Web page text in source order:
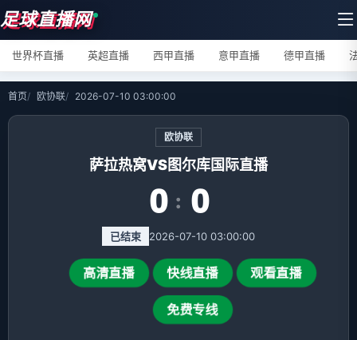
足球直播网
世界杯直播 英超直播 西甲直播 意甲直播 德甲直播
首页 欧协联 2026-07-10 03:00:00
欧协联
萨拉热窝VS图尔库国际直播
0 : 0
已结束 2026-07-10 03:00:00
高清直播 快线直播 观看直播
免费专线